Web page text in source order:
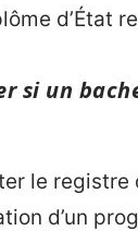
d’État
si un
le registre
d’un